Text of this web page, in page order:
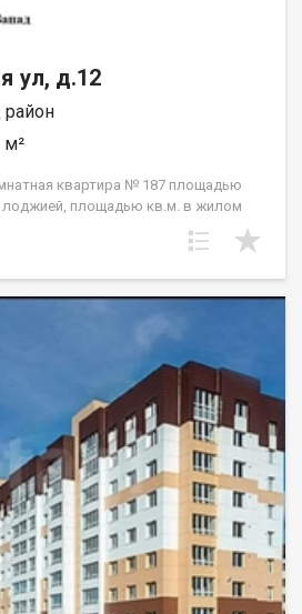
ул, д.12
м²
квартира № 187 площадью
лоджией, площадью кв.м. в жилом
микрорайон Фламинго,
сдаётся в эксплуатацию с
предпочитает спокойствие и
При этом удобное транспортное
быстро добраться до любой точки
обеспечивают безопасность
придомовой территории - детские и
безопасным покрытием, пешеходные
Для автовладельцев - большое
мест на прилегающей к домам
стоящий гаражный комплекс. ДО